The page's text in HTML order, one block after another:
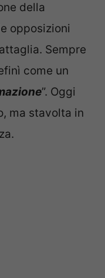
della
opposizioni
Sempre
come un
”. Oggi
ma stavolta in